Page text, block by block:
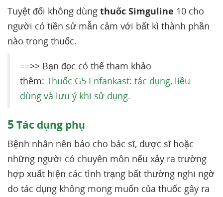
Tuyệt đối không dùng thuốc Simguline 10 cho
người có tiền sử mẫn cảm với bất kì thành phần
nào trong thuốc.
==>> Bạn đọc có thể tham khảo
thêm: Thuốc G5 Enfankast: tác dụng, liều
dùng và lưu ý khi sử dụng.
5 Tác dụng phụ
Bệnh nhân nên báo cho bác sĩ, dược sĩ hoặc
những người có chuyên môn nếu xảy ra trường
hợp xuất hiện các tình trạng bất thường nghi ngờ
do tác dụng không mong muốn của thuốc gây ra